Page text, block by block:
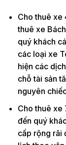
Cho thuê xe
thuê xe
quý khách
các loại xe
hiện các
chỗ tài sản
nguyên
Cho thuê xe
đến quý
cấp rộng rãi